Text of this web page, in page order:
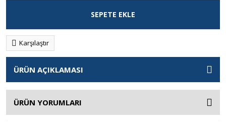
SEPETE EKLE
Karşılaştır
ÜRÜN AÇIKLAMASI
ÜRÜN YORUMLARI